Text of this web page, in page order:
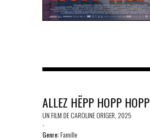
ALLEZ HËPP HOPP HOPP
UN FILM DE CAROLINE ORIGER, 2025
-
Genre:Famille